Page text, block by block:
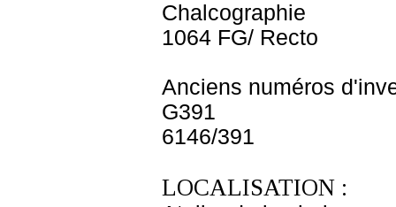
Chalcographie
1064 FG/ Recto
Anciens numéros
G391
6146/391
LOCALISATION :